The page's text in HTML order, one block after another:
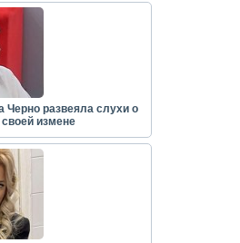
Черно развеяла слухи о
своей измене